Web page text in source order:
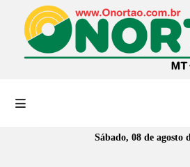
Sábado, 08 de agosto